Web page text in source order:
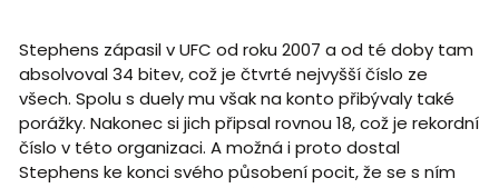
Stephens zápasil v UFC od roku 2007 a od té doby tam
absolvoval 34 bitev, což je čtvrté nejvyšší číslo ze
všech. Spolu s duely mu však na konto přibývaly také
porážky. Nakonec si jich připsal rovnou 18, což je rekordní
číslo v této organizaci. A možná i proto dostal
Stephens ke konci svého působení pocit, že se s ním